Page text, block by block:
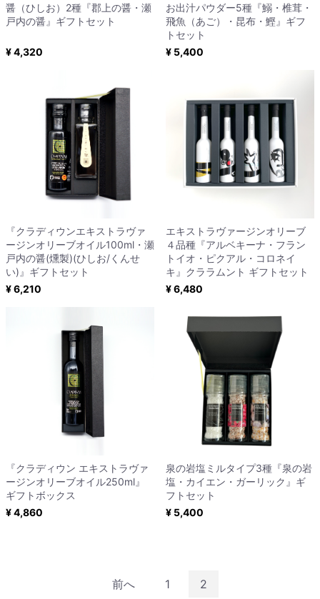
醤（ひしお）2種『郡上の醤・瀬
戸内の醤』ギフトセット
¥ 4,320
お出汁パウダー5種『鰯・椎茸・
飛魚（あご）・昆布・鰹』ギフ
トセット
¥ 5,400
『クラディウンエキストラヴァ
ージンオリーブオイル100ml・瀬
戸内の醤(燻製)(ひしお/くんせ
い)』ギフトセット
¥ 6,210
エキストラヴァージンオリーブ
４品種『アルベキーナ・フラン
トイオ・ピクアル・コロネイ
キ』クララムント ギフトセット
¥ 6,480
『クラディウン エキストラヴァ
ージンオリーブオイル250ml』
ギフトボックス
¥ 4,860
泉の岩塩ミルタイプ3種『泉の岩
塩・カイエン・ガーリック』ギ
フトセット
¥ 5,400
前へ 1 2